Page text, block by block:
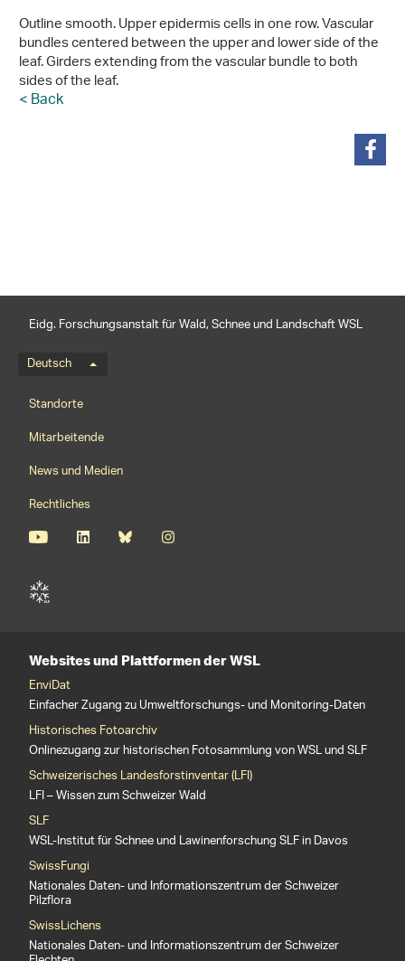
Outline smooth. Upper epidermis cells in one row. Vascular
bundles centered between the upper and lower side of the
leaf. Girders extending from the vascular bundle to both
sides of the leaf.
< Back
Eidg. Forschungsanstalt für Wald, Schnee und Landschaft WSL
Sprachmenü
Deutsch
Footernavigation
Standorte
Mitarbeitende
News und Medien
Rechtliches
Websites und Plattformen der WSL
EnviDat
Einfacher Zugang zu Umweltforschungs- und Monitoring-Daten
Historisches Fotoarchiv
Onlinezugang zur historischen Fotosammlung von WSL und SLF
Schweizerisches Landesforstinventar (LFI)
LFI – Wissen zum Schweizer Wald
SLF
WSL-Institut für Schnee und Lawinenforschung SLF in Davos
SwissFungi
Nationales Daten- und Informationszentrum der Schweizer
Pilzflora
SwissLichens
Nationales Daten- und Informationszentrum der Schweizer